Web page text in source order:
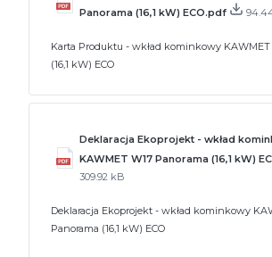
Panorama (16,1 kW) ECO.pdf
Karta Produktu - wkład kominkowy KAWMET
(16,1 kW) ECO
Deklaracja Ekoprojekt - wkład
KAWMET W17 Panorama (16,1 kW)
309.92 kB
Deklaracja Ekoprojekt - wkład kominkowy
Panorama (16,1 kW) ECO